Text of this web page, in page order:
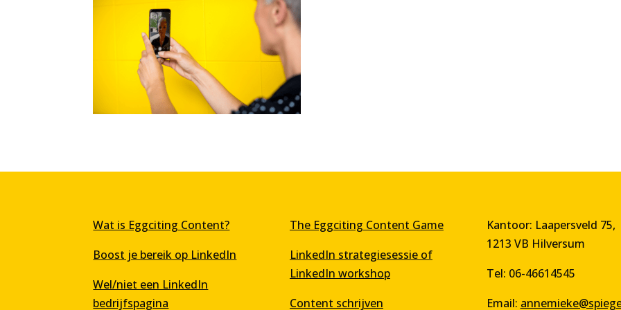
Wat is Eggciting Content?
Boost je bereik op LinkedIn
Wel/niet een LinkedIn
bedrijfspagina
The Eggciting Content Game
LinkedIn strategiesessie of
LinkedIn workshop
Content schrijven
Kantoor: Laapersveld 75,
1213 VB Hilversum
Tel: 06-46614545
Email: